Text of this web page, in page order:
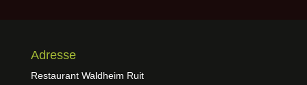
Adresse
Restaurant Waldheim Ruit